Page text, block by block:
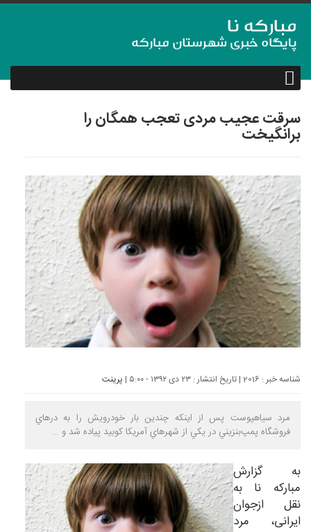
سرقت عجیب مردی تعجب همگان را
برانگیخت
شناسه خبر : 2016 | تاریخ انتشار : ۲۳ دی ۱۳۹۲ - ۵:۰۰ | پرینت
مرد سياهپوست پس از اينکه چندين بار خودرو‌يش را به در‌هاي
فروشگاه پمپ‌بنزيني در يکي از شهر‌هاي آمريکا کوبيد پياده شد و …
به گزارش
مبارکه نا به
نقل ازجوان
ایرانی، مرد